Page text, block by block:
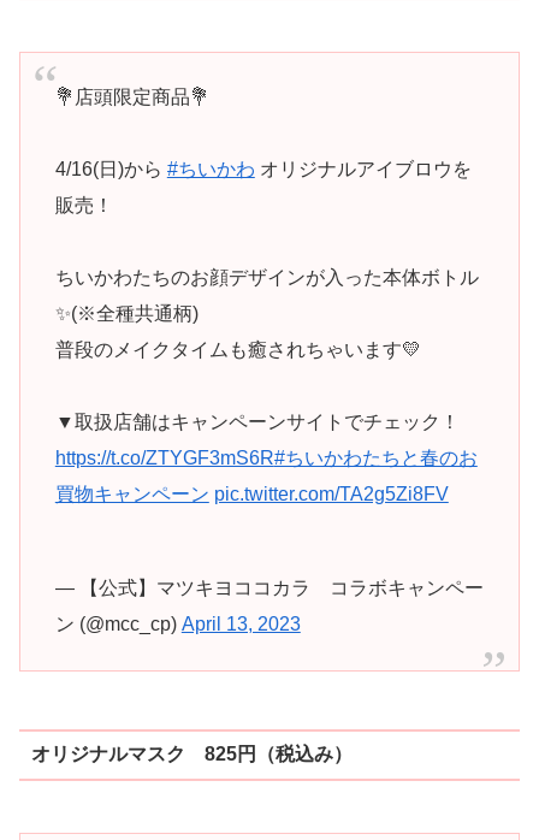
💐店頭限定商品💐
4/16(日)から #ちいかわ オリジナルアイブロウを
販売！
ちいかわたちのお顔デザインが入った本体ボトル
✨(※全種共通柄)
普段のメイクタイムも癒されちゃいます💛
▼取扱店舗はキャンペーンサイトでチェック！
https://t.co/ZTYGF3mS6R#ちいかわたちと春のお
買物キャンペーン pic.twitter.com/TA2g5Zi8FV
— 【公式】マツキヨココカラ コラボキャンペー
ン (@mcc_cp) April 13, 2023
オリジナルマスク 825円（税込み）